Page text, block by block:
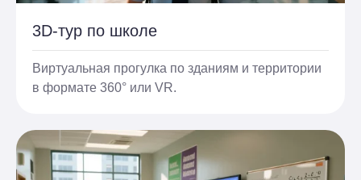
3D-тур по школе
Виртуальная прогулка по зданиям и территории
в формате 360° или VR.